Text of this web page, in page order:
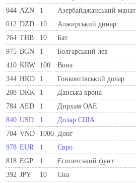
944 AZN 1 Азербайджанський манат
012 DZD 10 Алжирський динар
764 THB 10 Бат
975 BGN 1 Болгарський лев
410 KRW 100 Вона
344 HKD 1 Гонконгівський долар
208 DKK 1 Данська крона
784 AED 1 Дирхам ОАЕ
840 USD 1 Долар США
704 VND 1000 Донг
978 EUR 1 Євро
818 EGP 1 Єгипетський фунт
392 JPY 10 Єна